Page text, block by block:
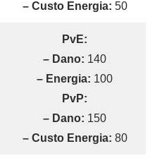
– Custo Energia: 50
PvE:
– Dano: 140
– Energia: 100
PvP:
– Dano: 150
– Custo Energia: 80